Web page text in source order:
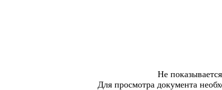
Не
Для просмотра документа